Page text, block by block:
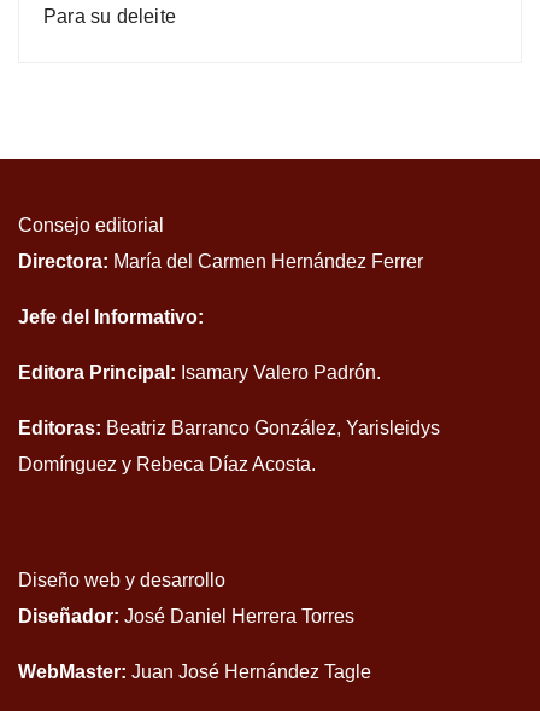
Para su deleite
Consejo editorial
Directora: María del Carmen Hernández Ferrer
Jefe del Informativo:
Editora Principal: Isamary Valero Padrón.
Editoras: Beatriz Barranco González, Yarisleidys
Domínguez y Rebeca Díaz Acosta.
Diseño web y desarrollo
Diseñador: José Daniel Herrera Torres
WebMaster: Juan José Hernández Tagle